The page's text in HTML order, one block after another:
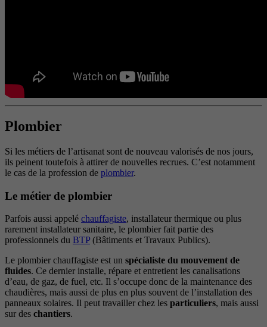
Plombier
Si les métiers de l’artisanat sont de nouveau valorisés de nos jours,
ils peinent toutefois à attirer de nouvelles recrues. C’est notamment
le cas de la profession de plombier.
Le métier de plombier
Parfois aussi appelé chauffagiste, installateur thermique ou plus
rarement installateur sanitaire, le plombier fait partie des
professionnels du BTP (Bâtiments et Travaux Publics).
Le plombier chauffagiste est un spécialiste du mouvement de
fluides. Ce dernier installe, répare et entretient les canalisations
d’eau, de gaz, de fuel, etc. Il s’occupe donc de la maintenance des
chaudières, mais aussi de plus en plus souvent de l’installation des
panneaux solaires. Il peut travailler chez les particuliers, mais aussi
sur des chantiers.